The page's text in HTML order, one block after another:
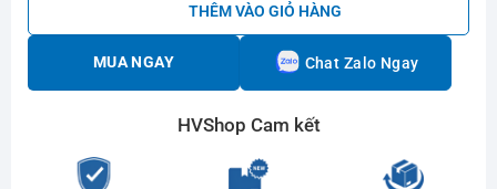
THÊM VÀO GIỎ HÀNG
MUA NGAY Chat Zalo Ngay
HVShop Cam kết